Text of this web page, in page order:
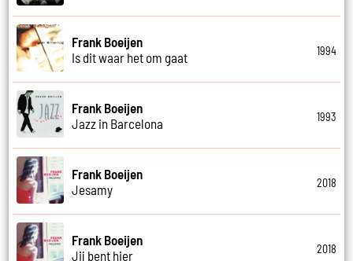
Frank Boeijen
Is dit waar het om gaat
1994
Frank Boeijen
Jazz in Barcelona
1993
Frank Boeijen
Jesamy
2018
Frank Boeijen
Jij bent hier
2018